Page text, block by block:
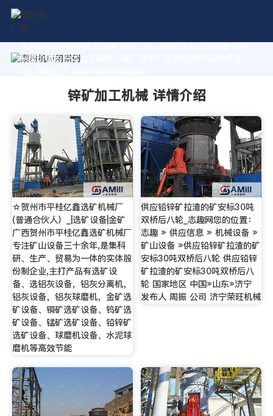
作为专业的 锌矿加工机械 制造厂家，我们致力于为您量身定
制高价值的粉体加工系统方案。获取厂家直销报价及技术支
锌矿加工机械 详情介绍
☆贺州市平桂亿鑫选矿机械厂
(普通合伙人）_|选矿设备|金矿
广西贺州市平桂亿鑫选矿机械厂
专注矿山设备三十余年,是集科
研、生产、贸易为一体的实体股
份制企业,主打产品有选矿设
备、选铝灰设备，铝灰分离机，
铝灰设备，铝灰球磨机，金矿选
矿设备、铜矿选矿设备、钨矿选
矿设备、锰矿选矿设备、铅锌矿
选矿设备、球磨机设备、水泥球
磨机等高效节能
供应铅锌矿拉渣的矿安标30吨
双桥后八轮_志趣网您的位置：
志趣 » 供应信息 » 机械设备 »
矿山设备 »供应铅锌矿拉渣的矿
安标30吨双桥后八轮 供应铅锌
矿拉渣的矿安标30吨双桥后八
轮 国家地区 中国»山东»济宁
发布人 周振 公司 济宁荣旺机械